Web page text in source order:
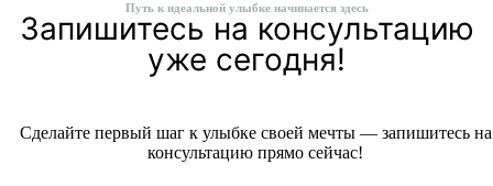
Путь к идеальной улыбке начинается здесь
Запишитесь на консультацию
уже сегодня!
Сделайте первый шаг к улыбке своей мечты — запишитесь на
консультацию прямо сейчас!